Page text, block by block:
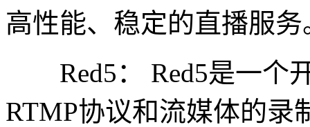
高性能、稳定的直播服务
Red5： Red5是一个
RTMP协议和流媒体的录